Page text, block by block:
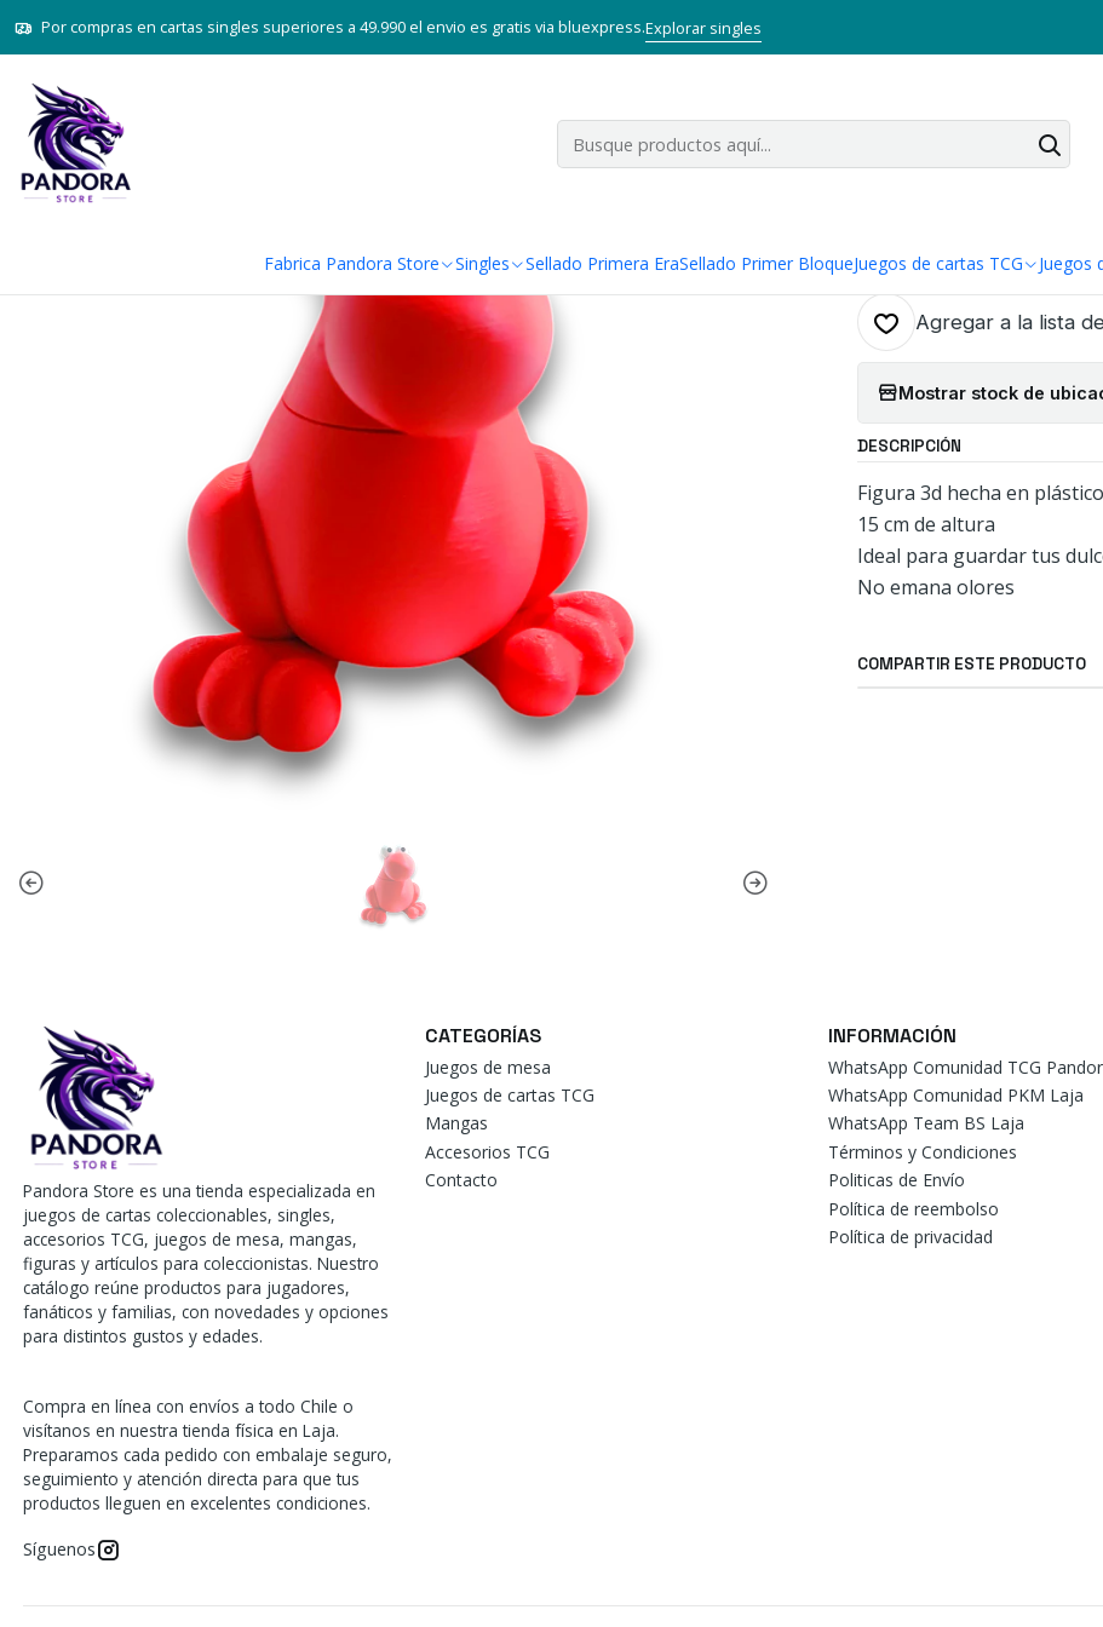
Fabrica Pandora Store Singles Sellado Primera EraSellado Primer BloqueJuegos de cartas TCG Juegos
Por compras en cartas singles superiores a 49.990 el envio es gratis via bluexpress.Explorar singles
Inicio Fabrica Pandora Store DECORACIÓN
FIGURA
Sólo puedes comprar un
Agregar a la lista
Mostrar stock de
DESCRIPCIÓN
Figura 3d hecha en
15 cm de altura
Ideal para guardar tus
No emana olores
COMPARTIR ESTE PRODUCTO
Pandora Store es una tienda especializada en
juegos de cartas coleccionables, singles,
accesorios TCG, juegos de mesa, mangas,
figuras y artículos para coleccionistas. Nuestro
catálogo reúne productos para jugadores,
fanáticos y familias, con novedades y opciones
para distintos gustos y edades.
Compra en línea con envíos a todo Chile o
visítanos en nuestra tienda física en Laja.
Preparamos cada pedido con embalaje seguro,
seguimiento y atención directa para que tus
productos lleguen en excelentes condiciones.
Síguenos
CATEGORÍAS
Juegos de mesa
Juegos de cartas TCG
Mangas
Accesorios TCG
Contacto
INFORMACIÓN
WhatsApp Comunidad TCG
WhatsApp Comunidad PKM Laja
WhatsApp Team BS Laja
Términos y Condiciones
Politicas de Envío
Política de reembolso
Política de privacidad